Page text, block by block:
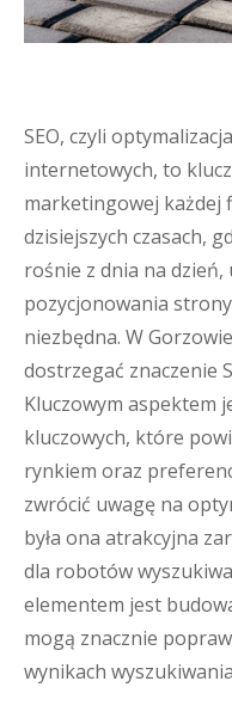
SEO, czyli
internetowych, to
marketingowej każdej
dzisiejszych czasach,
rośnie z dnia na
pozycjonowania
niezbędna. W
dostrzegać znaczenie
Kluczowym aspektem
kluczowych, które
rynkiem oraz
zwrócić uwagę na
była ona atrakcyjna
dla robotów
elementem jest
mogą znacznie
wynikach